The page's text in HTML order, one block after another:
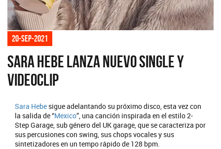
20-sep-2021
Sara Hebe lanza nuevo single y
videoclip
Sara Hebe sigue adelantando su próximo disco, esta vez con
la salida de “Mexico”, una canción inspirada en el estilo 2-
Step Garage, sub género del UK garage, que se caracteriza por
sus percusiones con swing, sus chops vocales y sus
sintetizadores en un tempo rápido de 128 bpm.